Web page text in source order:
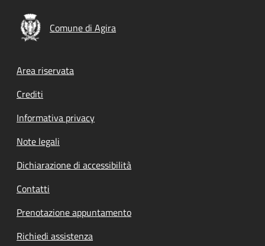
Comune di Agira
Footer menu
Area riservata
Crediti
Informativa privacy
Note legali
Dichiarazione di accessibilità
Contatti
Prenotazione appuntamento
Richiedi assistenza